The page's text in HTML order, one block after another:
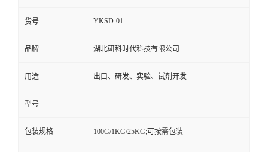
货号 YKSD-01
品牌 湖北研科时代科技有限公司
用途 出口、研发、实验、试剂开发
型号
包装规格 100G/1KG/25KG;可按需包装